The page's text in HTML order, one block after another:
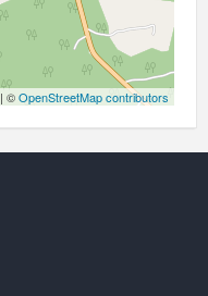
| ©OpenStreetMap contributors